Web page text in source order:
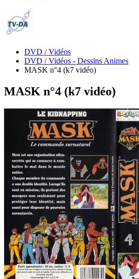
DVD / Vidéos
DVD / Vidéos - Dessins Animes
MASK n°4 (k7 vidéo)
MASK n°4 (k7 vidéo)